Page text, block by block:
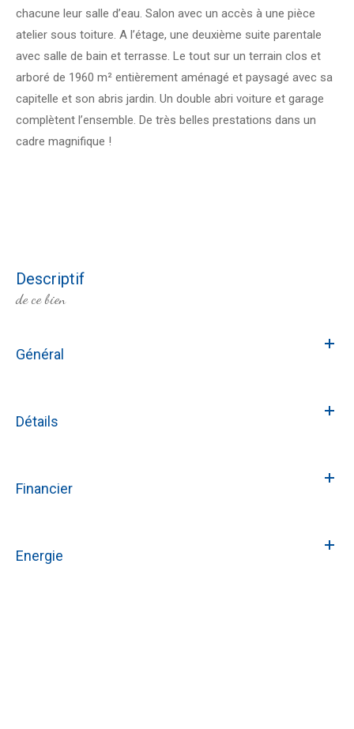
chacune leur salle d’eau. Salon avec un accès à une pièce
atelier sous toiture. A l’étage, une deuxième suite parentale
avec salle de bain et terrasse. Le tout sur un terrain clos et
arboré de 1960 m² entièrement aménagé et paysagé avec sa
capitelle et son abris jardin. Un double abri voiture et garage
complètent l’ensemble. De très belles prestations dans un
cadre magnifique !
descriptif
de ce bien
Général
Détails
Financier
Energie